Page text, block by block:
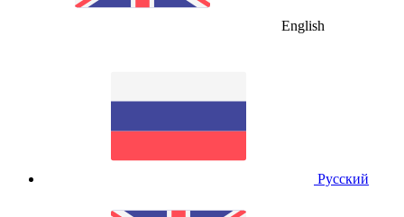
English
Русский